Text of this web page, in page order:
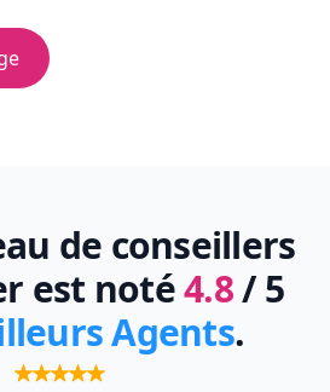
de conseillers
est noté4.8/ 5
Agents.